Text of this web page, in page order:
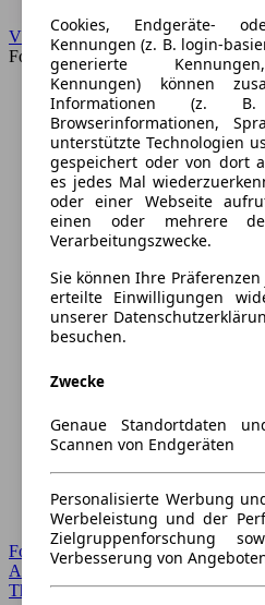
VW
Forum
Forum Startseite
Alle Auto-Foren
Themen-Forum
Cookies, Endgeräte-
Kennungen (z. B. login-
generierte
Kennungen) können
Informationen (z.
Browserinformationen,
unterstützte Technologien
gespeichert oder von dort
es jedes Mal
oder einer Webseite
einen oder mehrere
Verarbeitungszwecke.
Sie können Ihre
erteilte Einwilligungen
unserer
besuchen.
Zwecke
Genaue Standortdaten
Scannen von Endgeräten
Personalisierte Werbung
Werbeleistung und der
Zielgruppenforschung
Verbesserung von